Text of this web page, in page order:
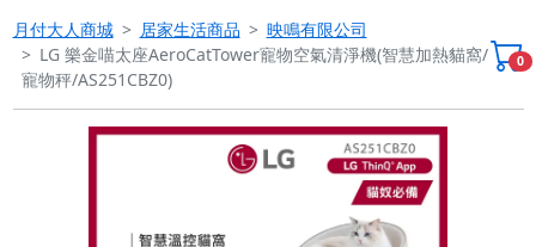
月付大人商城 居家生活商品
映鳴有限公司
LG 樂金喵太座AeroCatTower寵物空氣清淨機(智慧加熱貓窩/
寵物秤/AS251CBZ0)
0